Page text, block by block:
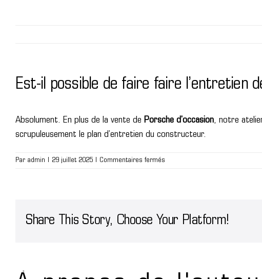
Est-il possible de faire faire l’entretien
Absolument. En plus de la vente de Porsche d’occasion, notre
scrupuleusement le plan d’entretien du constructeur.
Par admin 29 juillet 2025 Commentaires fermés
faire
dans
Share This Story, Choose Your Platform!